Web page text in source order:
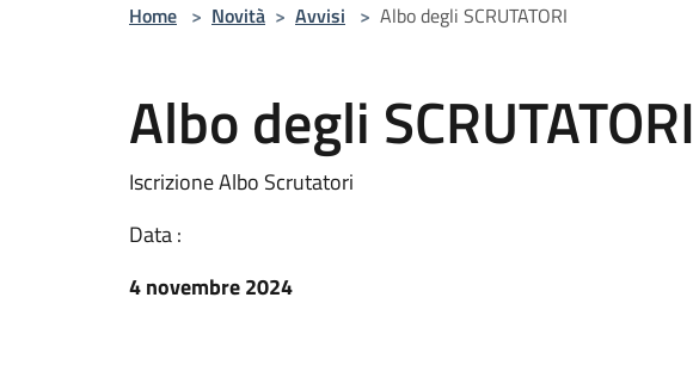
Home > Novità > Avvisi > Albo degli SCRUTATORI
Albo degli SCRUTATORI
Iscrizione Albo Scrutatori
Data :
4 novembre 2024